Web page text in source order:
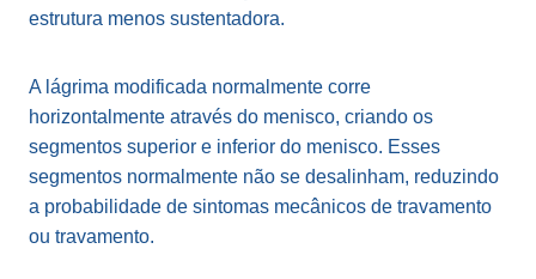
estrutura menos sustentadora.
A lágrima modificada normalmente corre
horizontalmente através do menisco, criando os
segmentos superior e inferior do menisco. Esses
segmentos normalmente não se desalinham, reduzindo
a probabilidade de sintomas mecânicos de travamento
ou travamento.